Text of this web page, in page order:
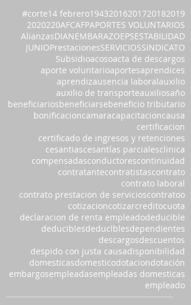
#corte14 febrero19432016201720182019
2020220AFCAFPAPORTES VOLUNTARIOS
AlianzasDIANEMBARAZOEPSESTABILIDAD
JUNIOPrestacionesSERVICIOSSINDICATO
Subsidioacosoacta de descargos
aporte voluntarioaportesaprendices
aprendizausencia laboralauxilio
auxilio de transporteauxiliosaño
beneficiariosbeneficiarsebeneficio tributario
bonificacioncamaracapacitacioncausa
certificacion
certificado de ingresos y retenciones
cesantiascesantías parcialesclinica
compensadasconductorescontinuidad
contratantecontratistascontrato
contrato laboral
contrato prestacion de servicioscontratoo
cotizacioncotizarcreditocuota
declaracion de renta empleadodeducible
deduciblesdeduclblesdependientes
descargosdescuentos
despido con justa causadisponibilidad
domesticasdomesticodotaciondotación
embargosempleadasempleadas domesticas
empleado